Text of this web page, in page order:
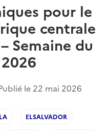
pour le
centrale
Semaine du
le 22 mai 2026
ELSALVADOR